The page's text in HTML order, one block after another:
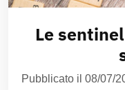
Le
Pubblicato il 08/07/